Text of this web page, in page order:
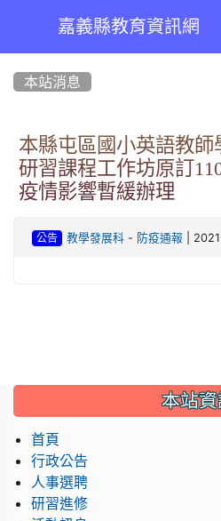
嘉義縣教育資訊網
本站消息
本縣屯區國小英語教師
研習課程工作坊原訂
疫情影響暫緩辦理
公告 教學發展科- 防疫通報 |
::: 本站資
首頁
行政公告
人事選聘
研習進修